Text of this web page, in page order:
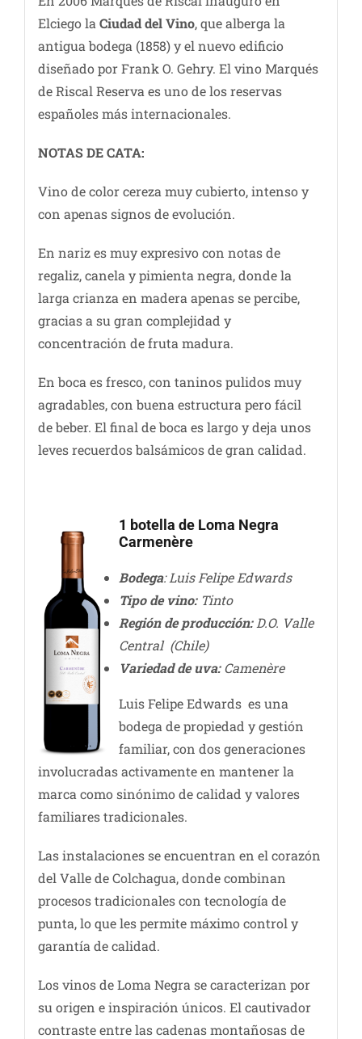
Elciego la Ciudad del Vino, que alberga la
antigua bodega (1858) y el nuevo edificio
diseñado por Frank O. Gehry. El vino Marqués
de Riscal Reserva es uno de los reservas
españoles más internacionales.
NOTAS DE CATA:
Vino de color cereza muy cubierto, intenso y
con apenas signos de evolución.
En nariz es muy expresivo con notas de
regaliz, canela y pimienta negra, donde la
larga crianza en madera apenas se percibe,
gracias a su gran complejidad y
concentración de fruta madura.
En boca es fresco, con taninos pulidos muy
agradables, con buena estructura pero fácil
de beber. El final de boca es largo y deja unos
leves recuerdos balsámicos de gran calidad.
1 botella de Loma Negra
Carmenère
Bodega: Luis Felipe Edwards
Tipo de vino:Tinto
Región de producción:D.O. Valle
Central (Chile)
Variedad de uva:Camenère
Luis Felipe Edwards es una
bodega de propiedad y gestión
familiar, con dos generaciones
involucradas activamente en mantener la
marca como sinónimo de calidad y valores
familiares tradicionales.
Las instalaciones se encuentran en el corazón
del Valle de Colchagua, donde combinan
procesos tradicionales con tecnología de
punta, lo que les permite máximo control y
garantía de calidad.
Los vinos de Loma Negra se caracterizan por
su origen e inspiración únicos. El cautivador
contraste entre las cadenas montañosas de